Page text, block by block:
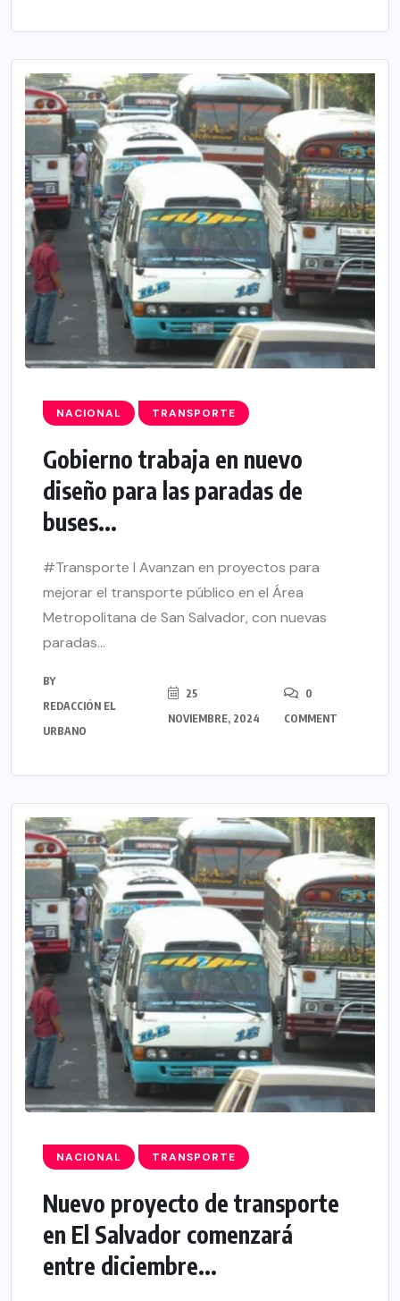
NACIONAL TRANSPORTE
Gobierno trabaja en nuevo
diseño para las paradas de
buses...
#Transporte l Avanzan en proyectos para
mejorar el transporte público en el Área
Metropolitana de San Salvador, con nuevas
paradas...
BY
REDACCIÓN EL
URBANO
25
NOVIEMBRE, 2024
0
COMMENT
NACIONAL TRANSPORTE
Nuevo proyecto de transporte
en El Salvador comenzará
entre diciembre...